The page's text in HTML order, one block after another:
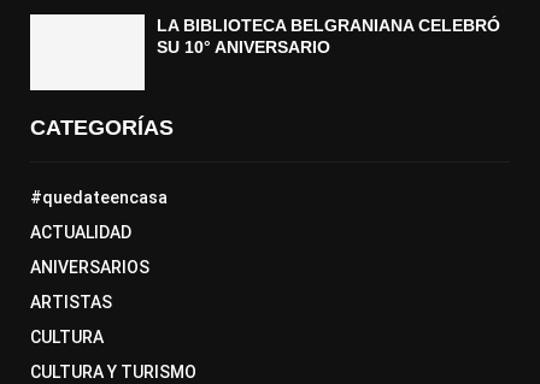
LA BIBLIOTECA BELGRANIANA CELEBRÓ
SU 10° ANIVERSARIO
CATEGORÍAS
#quedateencasa
ACTUALIDAD
ANIVERSARIOS
ARTISTAS
CULTURA
CULTURA Y TURISMO